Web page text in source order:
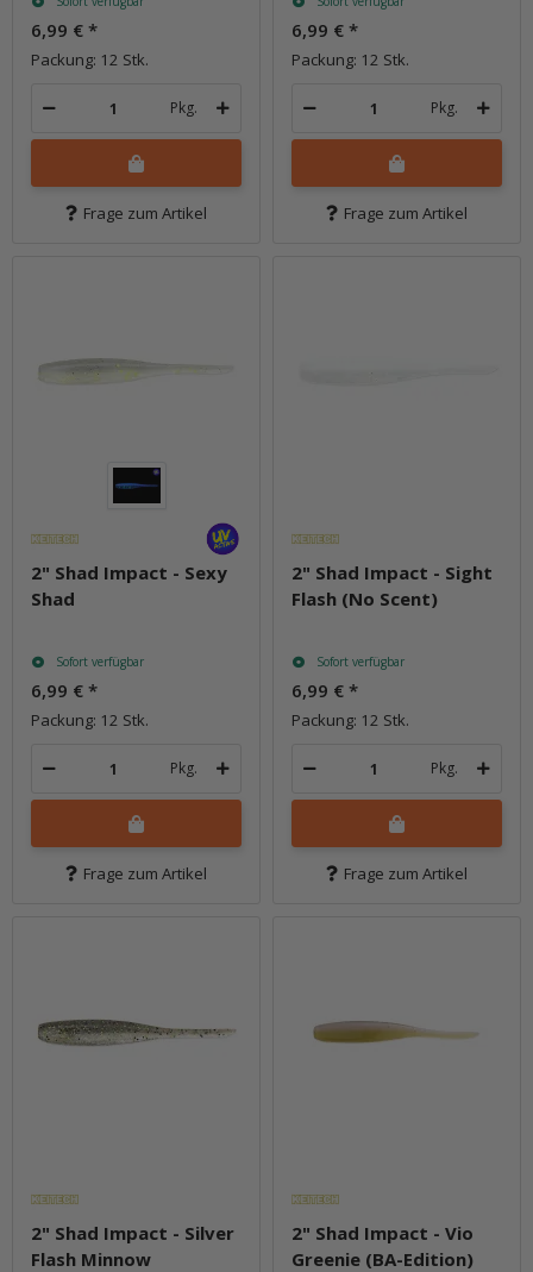
6,99 € *
Packung: 12 Stk.
Pkg.
Frage zum Artikel
6,99 € *
Packung: 12 Stk.
Pkg.
Frage zum Artikel
2" Shad Impact - Sexy
Shad
Sofort verfügbar
6,99 € *
Packung: 12 Stk.
Pkg.
Frage zum Artikel
2" Shad Impact - Sight
Flash (No Scent)
Sofort verfügbar
6,99 € *
Packung: 12 Stk.
Pkg.
Frage zum Artikel
2" Shad Impact - Silver
Flash Minnow
2" Shad Impact - Vio
Greenie (BA-Edition)